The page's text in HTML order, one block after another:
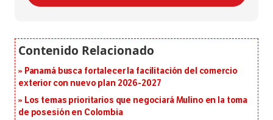
Panamá busca fortalecer la facilitación del comercio
exterior con nuevo plan 2026-2027
Los temas prioritarios que negociará Mulino en la toma
de posesión en Colombia